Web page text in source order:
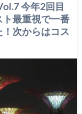
今年2回目
最重視で一番
次からはコス